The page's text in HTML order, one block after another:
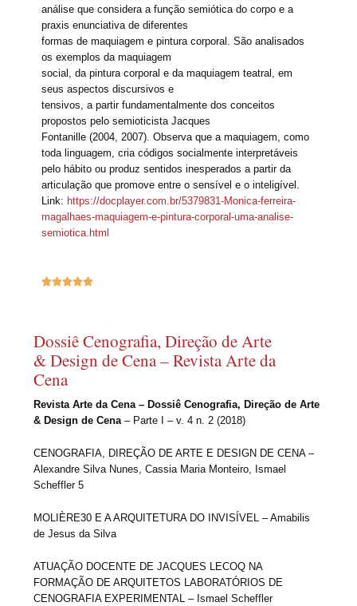
análise que considera a função semiótica do corpo e a
praxis enunciativa de diferentes
formas de maquiagem e pintura corporal. São analisados
os exemplos da maquiagem
social, da pintura corporal e da maquiagem teatral, em
seus aspectos discursivos e
tensivos, a partir fundamentalmente dos conceitos
propostos pelo semioticista Jacques
Fontanille (2004, 2007). Observa que a maquiagem, como
toda linguagem, cria códigos socialmente interpretáveis
pelo hábito ou produz sentidos inesperados a partir da
articulação que promove entre o sensível e o inteligível.
Link: https://docplayer.com.br/5379831-Monica-ferreira-
magalhaes-maquiagem-e-pintura-corporal-uma-analise-
semiotica.html

Dossiê Cenografia, Direção de Arte
& Design de Cena – Revista Arte da
Cena
Revista Arte da Cena – Dossiê Cenografia, Direção de Arte
& Design de Cena– Parte I – v. 4 n. 2 (2018)
CENOGRAFIA, DIREÇÃO DE ARTE E DESIGN DE CENA –
Alexandre Silva Nunes, Cassia Maria Monteiro, Ismael
Scheffler 5
MOLIÈRE30 E A ARQUITETURA DO INVISÍVEL – Amabilis
de Jesus da Silva
ATUAÇÃO DOCENTE DE JACQUES LECOQ NA
FORMAÇÃO DE ARQUITETOS LABORATÓRIOS DE
CENOGRAFIA EXPERIMENTAL – Ismael Scheffler